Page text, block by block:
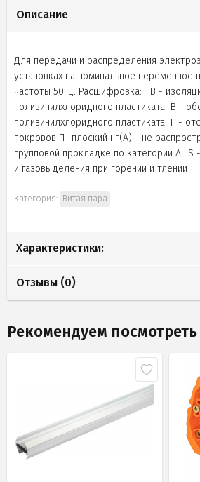
Описание
Для передачи и распределения
установках на номинальное переменное
частоты 50Гц. Расшифровка: В -
поливинилхлоридного пластиката В -
поливинилхлоридного пластиката Г -
покровов П- плоский нг(А) - не
групповой прокладке по категории А
и газовыделения при горении и тлении
Категория: Витая пара
Характеристики:
Отзывы (0)
Рекомендуем посмотреть